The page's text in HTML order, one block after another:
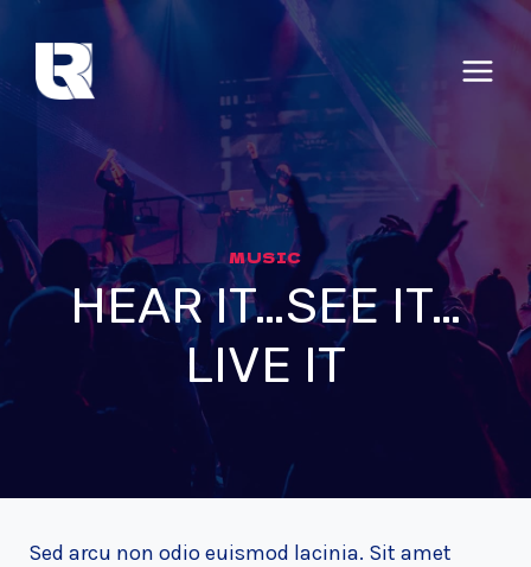
content
MUSIC
HEAR IT…SEE IT…
LIVE IT
Sed arcu non odio euismod lacinia. Sit amet